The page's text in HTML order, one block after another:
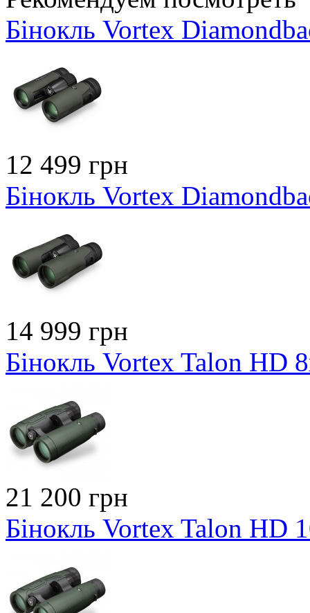
Бінокль Vortex
12 499 грн
Бінокль Vortex
14 999 грн
Бінокль Vortex Talon HD
21 200 грн
Бінокль Vortex Talon HD